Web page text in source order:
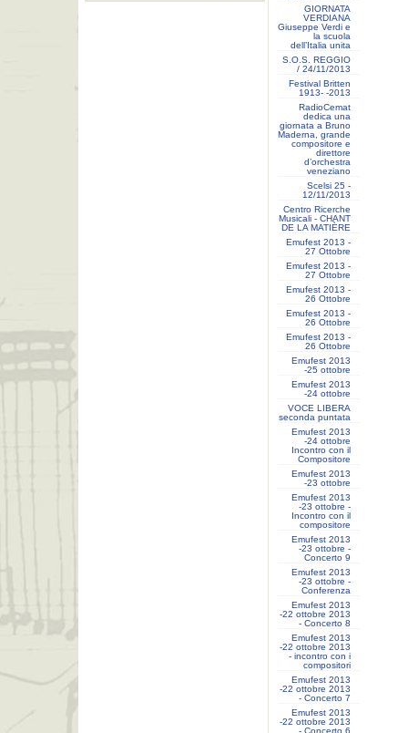
GIORNATA
VERDIANA
Giuseppe Verdi e
la scuola
dell’Italia unita
S.O.S. REGGIO
/ 24/11/2013
Festival Britten
1913- ‐2013
RadioCemat
dedica una
giornata a Bruno
Maderna, grande
compositore e
direttore
d’orchestra
veneziano
Scelsi 25 -
12/11/2013
Centro Ricerche
Musicali - CHANT
DE LA MATIÈRE
Emufest 2013 -
27 Ottobre
Emufest 2013 -
27 Ottobre
Emufest 2013 -
26 Ottobre
Emufest 2013 -
26 Ottobre
Emufest 2013 -
26 Ottobre
Emufest 2013
-25 ottobre
Emufest 2013
-24 ottobre
VOCE LIBERA
seconda puntata
Emufest 2013
-24 ottobre
Incontro con il
Compositore
Emufest 2013
-23 ottobre
Emufest 2013
-23 ottobre -
Incontro con il
compositore
Emufest 2013
-23 ottobre -
Concerto 9
Emufest 2013
-23 ottobre -
Conferenza
Emufest 2013
-22 ottobre 2013
- Concerto 8
Emufest 2013
-22 ottobre 2013
- incontro con i
compositori
Emufest 2013
-22 ottobre 2013
- Concerto 7
Emufest 2013
-22 ottobre 2013
- Concerto 6